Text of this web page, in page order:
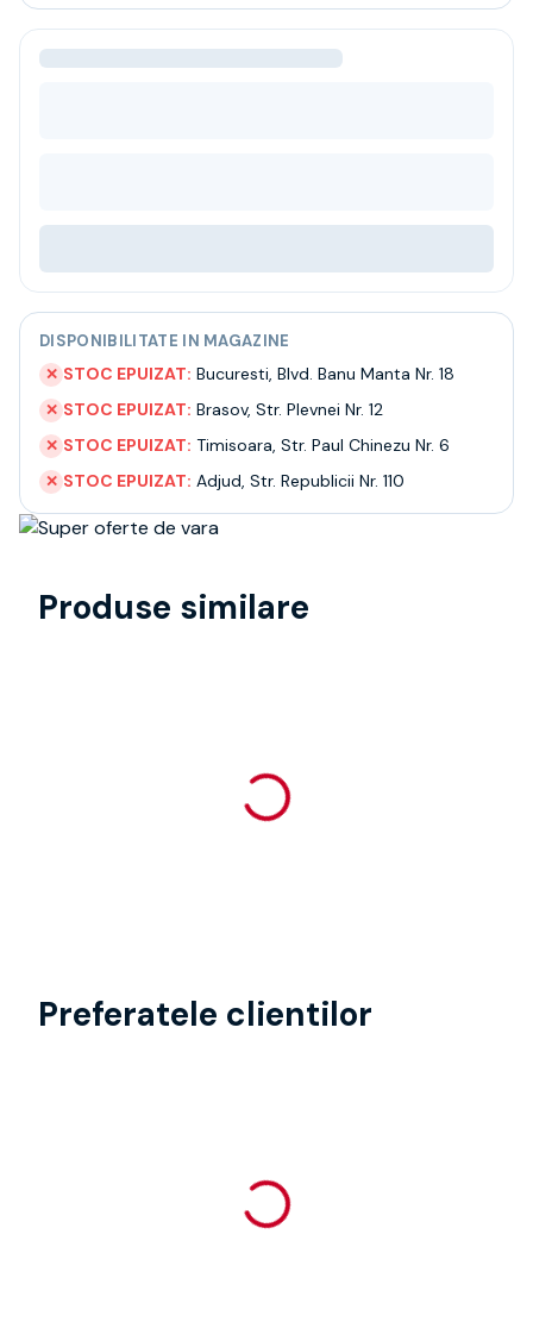
Ceai
Bacanie
Despre noi
Livrare
Termeni si conditii
Politica de confidentialitate
Intrebari frecvente
DISPONIBILITATE IN MAGAZINE
✕ STOC EPUIZAT: Bucuresti, Blvd. Banu Manta Nr. 18
✕ STOC EPUIZAT: Brasov, Str. Plevnei Nr. 12
✕ STOC EPUIZAT: Timisoara, Str. Paul Chinezu Nr. 6
✕ STOC EPUIZAT: Adjud, Str. Republicii Nr. 110
Produse similare
Preferatele clientilor